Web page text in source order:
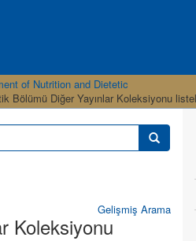
of Nutrition and Dietetic
Bölümü Diğer Yayınlar Koleksiyonu
Gelişmiş Arama
Koleksiyonu